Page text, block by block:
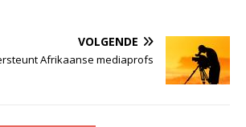
VOLGENDE
Afrikaanse mediaprofs